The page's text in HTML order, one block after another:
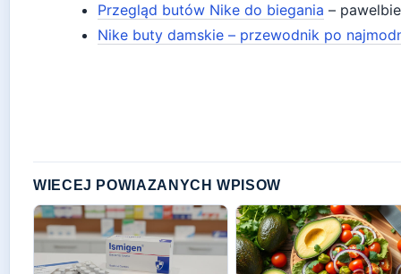
Przegląd butów Nike do biegania –
Nike buty damskie – przewodnik po
WIECEJ POWIAZANYCH WPISOW